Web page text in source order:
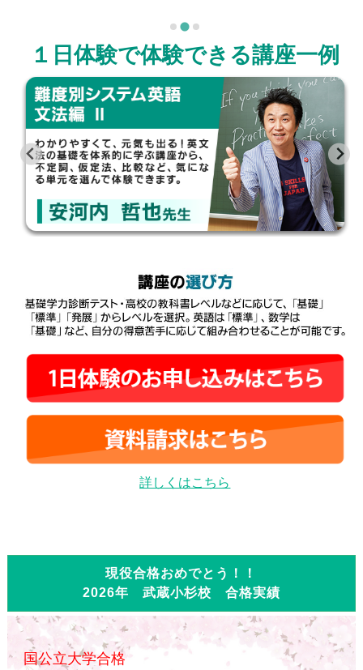
１日体験で体験できる講座一例
詳しくはこちら
現役合格おめでとう！！
2026年 武蔵小杉校 合格実績
国公立大学合格